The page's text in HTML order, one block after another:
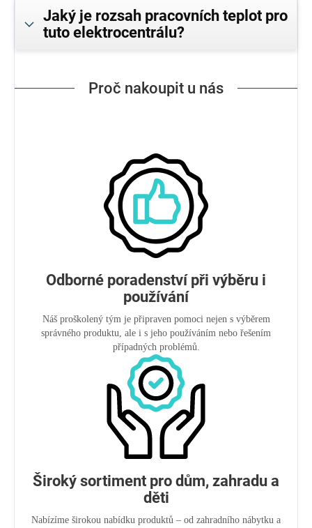
Jaký je rozsah pracovních teplot pro
tuto elektrocentrálu?
Proč nakoupit u nás
Odborné poradenství při výběru i
používání
Náš proškolený tým je připraven pomoci nejen s výběrem
správného produktu, ale i s jeho používáním nebo řešením
případných problémů.
Široký sortiment pro dům, zahradu a
děti
Nabízíme širokou nabídku produktů – od zahradního nábytku a